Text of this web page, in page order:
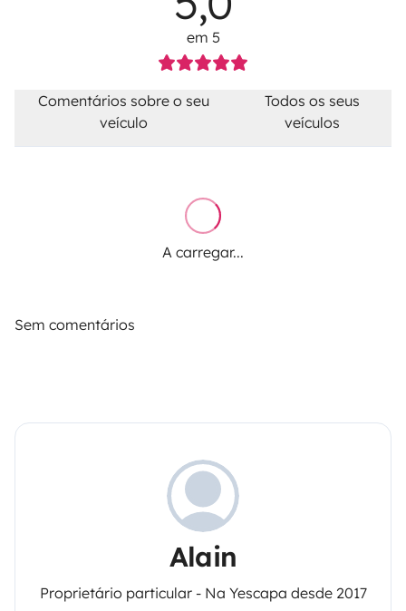
em 5
Comentários sobre o seu
veículo
Todos os seus
veículos
A carregar...
Sem comentários
Alain
Proprietário particular - Na Yescapa desde 2017